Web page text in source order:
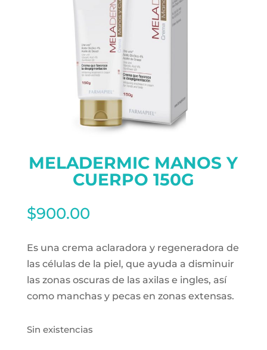
MELADERMIC MANOS Y
CUERPO 150G
$900.00
Es una crema aclaradora y regeneradora de
las células de la piel, que ayuda a disminuir
las zonas oscuras de las axilas e ingles, así
como manchas y pecas en zonas extensas.
Sin existencias